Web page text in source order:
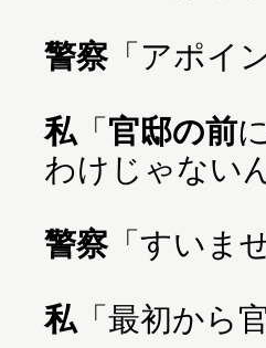
警察「アポイ
私 「官邸の前
わけじゃない
警察「すいま
私 「最初から